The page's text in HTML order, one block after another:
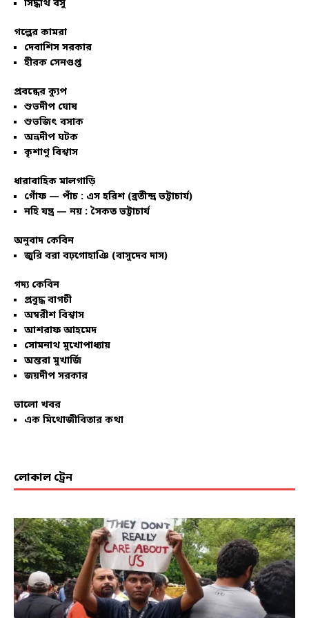
সিদ্ধার্থ বসু
গল্পের কামরা
দেবাশিস সরকার
হীরক সেনগুপ্ত
প্রবন্ধের ক্যুপ
শুভদীপ ঘোষ
শুভজিৎ বসাক
অভ্রদীপ ঘটক
কৃশাণু বিশ্বাস
ধারাবাহিক মালগাড়ি
গোঁফ — পাঁচ : এস হরিশ (ব্রতীন্দ্র ভট্টাচার্য)
নহি যন্ত্র — নয় : সৈকত ভট্টাচার্য
অনুবাদ কেবিন
জুরি বরা বঢ়গোহাঞি (বাসুদেব দাস)
গদ্য কেবিন
প্রবুদ্ধ বাগচী
অম্বরীশ বিশ্বাস
আশরাফ আহমেদ
সোমনাথ মুখোপাধ্যায়
অন্তরা মুখার্জি
জয়দীপ সরকার
ভালো খবর
এক মিথোজীবিতার কথা
লোকাল ট্রেন